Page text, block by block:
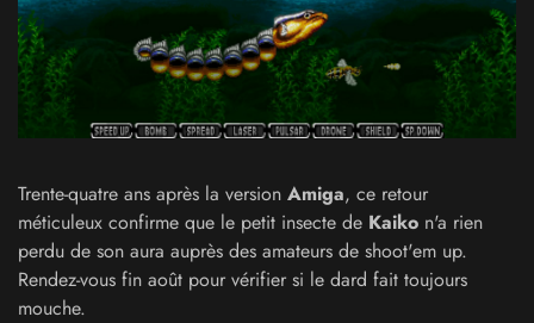
Trente-quatre ans après la version Amiga, ce retour
méticuleux confirme que le petit insecte de Kaiko n'a rien
perdu de son aura auprès des amateurs de shoot'em up.
Rendez-vous fin août pour vérifier si le dard fait toujours
mouche.